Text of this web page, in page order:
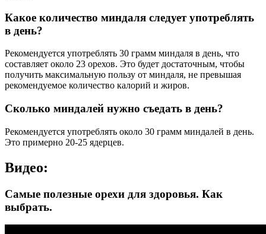
Какое количество миндаля следует употреблять
в день?
Рекомендуется употреблять 30 грамм миндаля в день, что
составляет около 23 орехов. Это будет достаточным, чтобы
получить максимальную пользу от миндаля, не превышая
рекомендуемое количество калорий и жиров.
Сколько миндалей нужно съедать в день?
Рекомендуется употреблять около 30 грамм миндалей в день.
Это примерно 20-25 ядерцев.
Видео:
Самые полезные орехи для здоровья. Как
выбрать.